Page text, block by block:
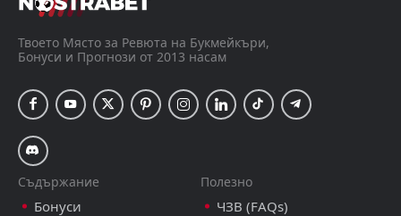
Твоето Място за Ревюта на Букмейкъри,
Бонуси и Прогнози от 2013 насам
Съдържание
Бонуси
Полезно
ЧЗВ (FAQs)